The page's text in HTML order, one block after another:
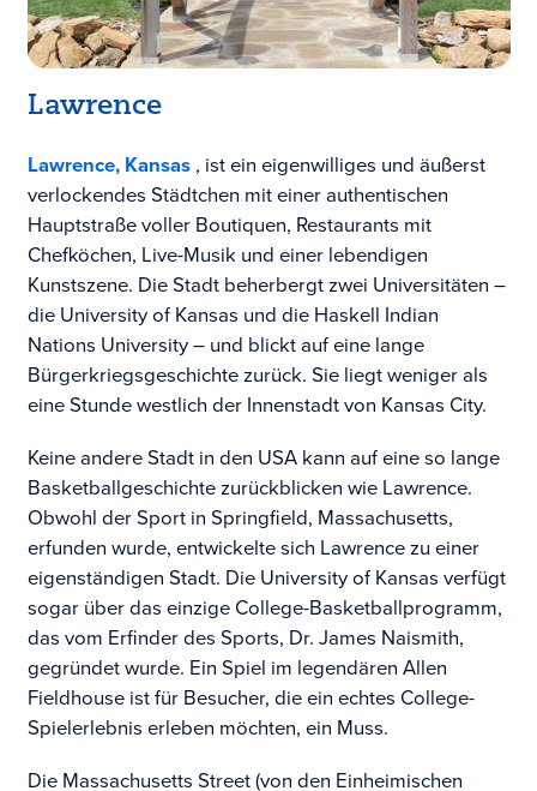
Lawrence
Lawrence, Kansas, ist ein eigenwilliges und äußerst
verlockendes Städtchen mit einer authentischen
Hauptstraße voller Boutiquen, Restaurants mit
Chefköchen, Live-Musik und einer lebendigen
Kunstszene. Die Stadt beherbergt zwei Universitäten –
die University of Kansas und die Haskell Indian
Nations University – und blickt auf eine lange
Bürgerkriegsgeschichte zurück. Sie liegt weniger als
eine Stunde westlich der Innenstadt von Kansas City.
Keine andere Stadt in den USA kann auf eine so lange
Basketballgeschichte zurückblicken wie Lawrence.
Obwohl der Sport in Springfield, Massachusetts,
erfunden wurde, entwickelte sich Lawrence zu einer
eigenständigen Stadt. Die University of Kansas verfügt
sogar über das einzige College-Basketballprogramm,
das vom Erfinder des Sports, Dr. James Naismith,
gegründet wurde. Ein Spiel im legendären Allen
Fieldhouse ist für Besucher, die ein echtes College-
Spielerlebnis erleben möchten, ein Muss.
Die Massachusetts Street (von den Einheimischen